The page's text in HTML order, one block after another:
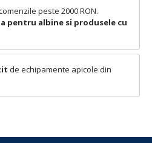
peste 2000 RON.
pentru albine si produsele cu
de echipamente apicole din